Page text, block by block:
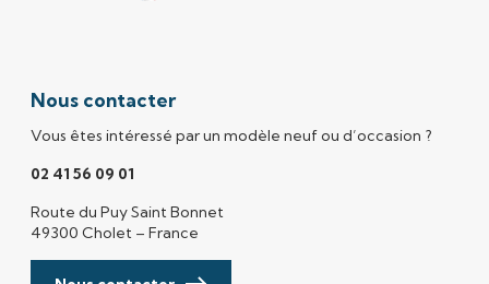
Nous contacter
Vous êtes intéressé par un modèle neuf ou d’occasion ?
02 41 56 09 01
Route du Puy Saint Bonnet
49300 Cholet – France